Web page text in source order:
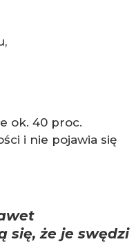
ok. 40 proc.
i nie pojawia się
się, że je swędzi